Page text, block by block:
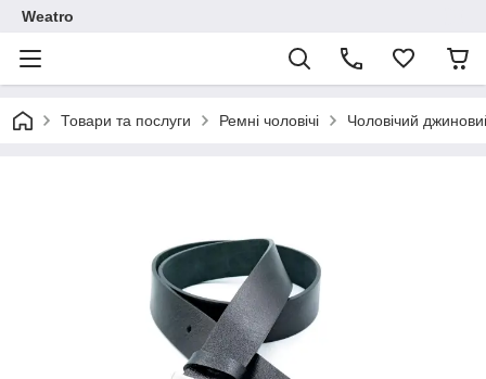
Weatro
Товари та послуги Ремні чоловічі Чоловічий